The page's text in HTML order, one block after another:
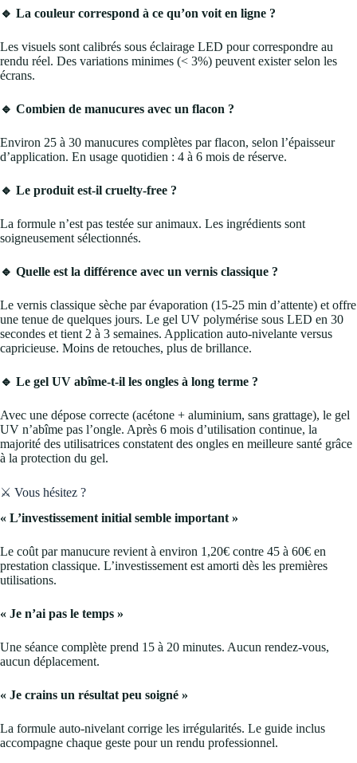
🔹 La couleur correspond à ce qu’on voit en ligne ?
Les visuels sont calibrés sous éclairage LED pour correspondre au
rendu réel. Des variations minimes (< 3%) peuvent exister selon les
écrans.
🔹 Combien de manucures avec un flacon ?
Environ 25 à 30 manucures complètes par flacon, selon l’épaisseur
d’application. En usage quotidien : 4 à 6 mois de réserve.
🔹 Le produit est-il cruelty-free ?
La formule n’est pas testée sur animaux. Les ingrédients sont
soigneusement sélectionnés.
🔹 Quelle est la différence avec un vernis classique ?
Le vernis classique sèche par évaporation (15-25 min d’attente) et offre
une tenue de quelques jours. Le gel UV polymérise sous LED en 30
secondes et tient 2 à 3 semaines. Application auto-nivelante versus
capricieuse. Moins de retouches, plus de brillance.
🔹 Le gel UV abîme-t-il les ongles à long terme ?
Avec une dépose correcte (acétone + aluminium, sans grattage), le gel
UV n’abîme pas l’ongle. Après 6 mois d’utilisation continue, la
majorité des utilisatrices constatent des ongles en meilleure santé grâce
à la protection du gel.
⚔️ Vous hésitez ?
« L’investissement initial semble important »
Le coût par manucure revient à environ 1,20€ contre 45 à 60€ en
prestation classique. L’investissement est amorti dès les premières
utilisations.
« Je n’ai pas le temps »
Une séance complète prend 15 à 20 minutes. Aucun rendez-vous,
aucun déplacement.
« Je crains un résultat peu soigné »
La formule auto-nivelant corrige les irrégularités. Le guide inclus
accompagne chaque geste pour un rendu professionnel.